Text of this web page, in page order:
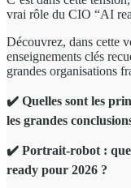
vrai rôle du CIO “AI
Découvrez, dans cette
enseignements clés
grandes organisations
✔️ Quelles sont les
les grandes
✔️ Portrait-robot :
ready pour 2026 ?